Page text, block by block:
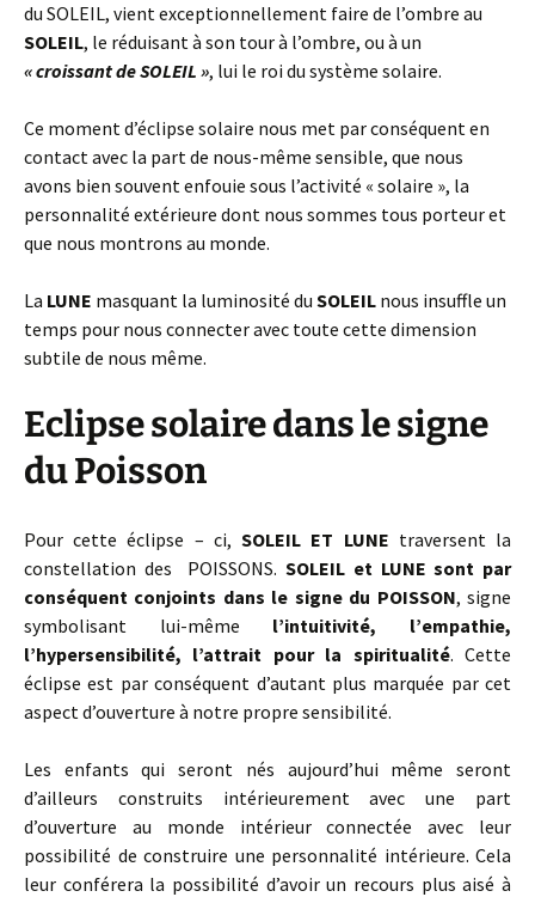
du SOLEIL, vient exceptionnellement faire de l’ombre au
SOLEIL, le réduisant à son tour à l’ombre, ou à un
« croissant de SOLEIL », lui le roi du système solaire.
Ce moment d’éclipse solaire nous met par conséquent en
contact avec la part de nous-même sensible, que nous
avons bien souvent enfouie sous l’activité « solaire », la
personnalité extérieure dont nous sommes tous porteur et
que nous montrons au monde.
La LUNE masquant la luminosité du SOLEIL nous insuffle un
temps pour nous connecter avec toute cette dimension
subtile de nous même.
Eclipse solaire dans le signe
du Poisson
Pour cetteéclipse – ci,SOLEIL ET LUNE traversent la
constellation des POISSONS. SOLEIL et LUNE sont par
conséquent conjoints dans le signe du POISSON, signe
symbolisant lui-même l’intuitivité, l’empathie,
l’hypersensibilité, l’attrait pour la spiritualité. Cette
éclipse est par conséquent d’autant plus marquée par cet
aspect d’ouverture à notre propre sensibilité.
Les enfants qui seront nés aujourd’hui même seront
d’ailleurs construits intérieurement avec une part
d’ouverture au monde intérieur connectée avec leur
possibilité de construire une personnalité intérieure. Cela
leur conférera la possibilité d’avoir un recours plus aisé à